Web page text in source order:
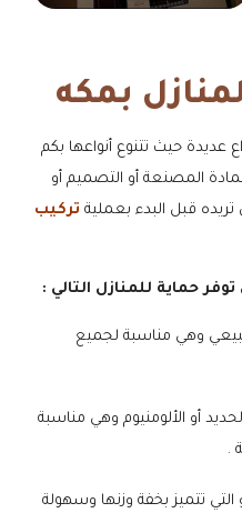
بمكه
عديدة حيث تتنوع أنواعها بكم
المصنعة أو التصميم أو
تريده قبل البدء بعملية تركيب
حماية للمنازل التالي :
وهي مناسبة لجميع
أو الألومنيوم وهي مناسبة
.
التي تتميز بخفة وزنها وسهولة